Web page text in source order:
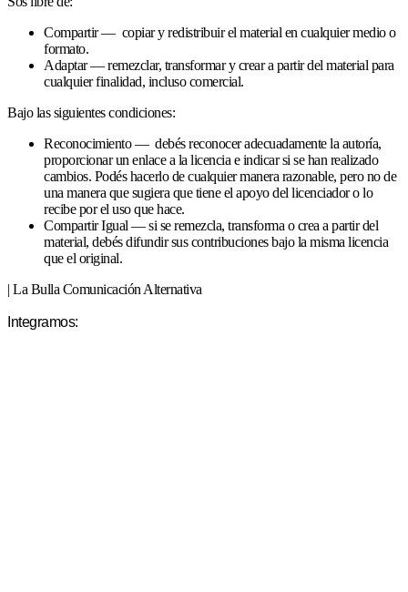
Compartir — copiar y redistribuir el material en cualquier medio o
formato.
Adaptar — remezclar, transformar y crear a partir del material para
cualquier finalidad, incluso comercial.
Bajo las siguientes condiciones:
Reconocimiento — debés reconocer adecuadamente la autoría,
proporcionar un enlace a la licencia e indicar si se han realizado
cambios. Podés hacerlo de cualquier manera razonable, pero no de
una manera que sugiera que tiene el apoyo del licenciador o lo
recibe por el uso que hace.
Compartir Igual — si se remezcla, transforma o crea a partir del
material, debés difundir sus contribuciones bajo la misma licencia
que el original.
| La Bulla Comunicación Alternativa
Integramos: